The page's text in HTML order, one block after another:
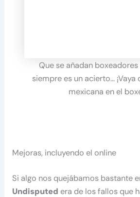
Que se añadan
siempre es un acierto… ¡Vaya
mexicana en el
Mejoras, incluyendo el online
Si algo nos quejábamos bastante
Undisputed era de los fallos que